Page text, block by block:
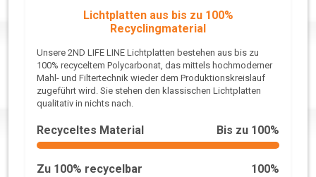
Lichtplatten aus bis zu 100%
Recyclingmaterial
Unsere 2ND LIFE LINE Lichtplatten bestehen aus bis zu
100% recyceltem Polycarbonat, das mittels hochmoderner
Mahl- und Filtertechnik wieder dem Produktionskreislauf
zugeführt wird. Sie stehen den klassischen Lichtplatten
qualitativ in nichts nach.
Recyceltes Material Bis zu 100%
Zu 100% recycelbar 100%